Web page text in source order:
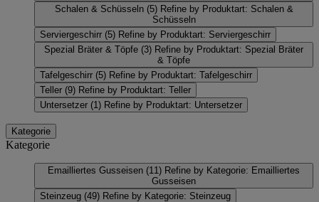
Schalen & Schüsseln (5) Refine by Produktart: Schalen &
Schüsseln
Serviergeschirr (5) Refine by Produktart: Serviergeschirr
Spezial Bräter & Töpfe (3) Refine by Produktart: Spezial Bräter
& Töpfe
Tafelgeschirr (5) Refine by Produktart: Tafelgeschirr
Teller (9) Refine by Produktart: Teller
Untersetzer (1) Refine by Produktart: Untersetzer
Kategorie
Kategorie
Emailliertes Gusseisen (11) Refine by Kategorie: Emailliertes
Gusseisen
Steinzeug (49) Refine by Kategorie: Steinzeug